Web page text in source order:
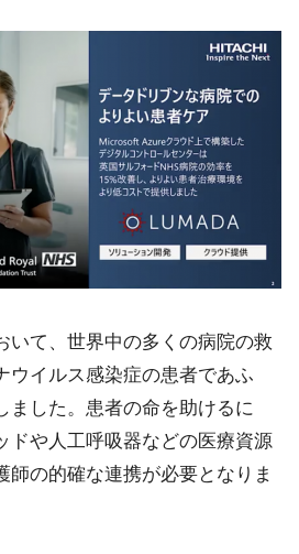
いて、世界中の多くの病院の救
ウイルス感染症の患者であふ
ました。患者の命を助けるに
ドや人工呼吸器などの医療資源
師の的確な連携が必要となりま